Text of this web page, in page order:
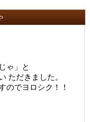
ゃ」と
ただきました。
のでヨロシク！！